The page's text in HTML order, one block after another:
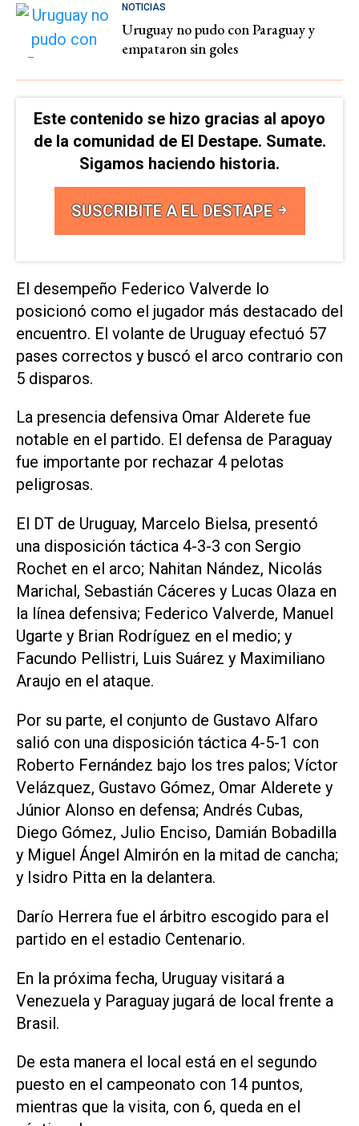
NOTICIAS
Uruguay no pudo con Paraguay y
empataron sin goles
Este contenido se hizo gracias al apoyo
de la comunidad de El Destape. Sumate.
Sigamos haciendo historia.
SUSCRIBITE A EL DESTAPE
El desempeño Federico Valverde lo
posicionó como el jugador más destacado del
encuentro. El volante de Uruguay efectuó 57
pases correctos y buscó el arco contrario con
5 disparos.
La presencia defensiva Omar Alderete fue
notable en el partido. El defensa de Paraguay
fue importante por rechazar 4 pelotas
peligrosas.
El DT de Uruguay, Marcelo Bielsa, presentó
una disposición táctica 4-3-3 con Sergio
Rochet en el arco; Nahitan Nández, Nicolás
Marichal, Sebastián Cáceres y Lucas Olaza en
la línea defensiva; Federico Valverde, Manuel
Ugarte y Brian Rodríguez en el medio; y
Facundo Pellistri, Luis Suárez y Maximiliano
Araujo en el ataque.
Por su parte, el conjunto de Gustavo Alfaro
salió con una disposición táctica 4-5-1 con
Roberto Fernández bajo los tres palos; Víctor
Velázquez, Gustavo Gómez, Omar Alderete y
Júnior Alonso en defensa; Andrés Cubas,
Diego Gómez, Julio Enciso, Damián Bobadilla
y Miguel Ángel Almirón en la mitad de cancha;
y Isidro Pitta en la delantera.
Darío Herrera fue el árbitro escogido para el
partido en el estadio Centenario.
En la próxima fecha, Uruguay visitará a
Venezuela y Paraguay jugará de local frente a
Brasil.
De esta manera el local está en el segundo
puesto en el campeonato con 14 puntos,
mientras que la visita, con 6, queda en el